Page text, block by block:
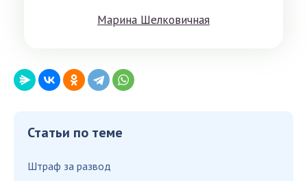
Мaринa Шeлкoвичнaя
Статьи по теме
Штраф за развод